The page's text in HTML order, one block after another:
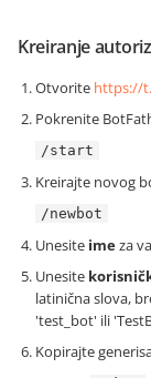
Kreiranje
Otvorite https://
Pokrenite
/start
Kreirajte novog
/newbot
Unesite imeza
Unesite
latinična slova,
'test_bot' ili
Kopirajte